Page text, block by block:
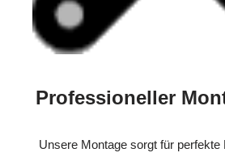
Professioneller
Unsere Montage sorgt für perfekte